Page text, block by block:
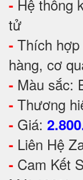
- Hệ thống
tử
- Thích
hàng, cơ
- Màu sắc:
- Thương
- Giá:
- Liên Hệ
- Cam Kết